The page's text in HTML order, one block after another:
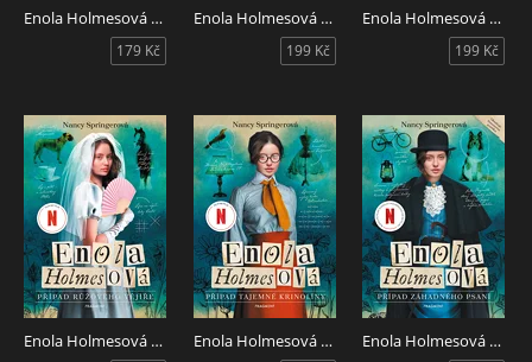
Enola Holmesová - Případ pohřešovaného markýze
179 Kč
Enola Holmesová - Případ levoruké dámy
199 Kč
Enola Holmesová - Případ zlověstných kytic
199 Kč
Enola Holmesová - Případ růžového vějíře Enola Holmesová - Případ tajemné krinolíny Enola Holmesová - Případ záhadného psaní